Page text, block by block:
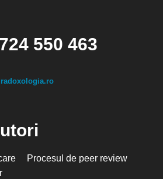
550 463
Procesul de peer review